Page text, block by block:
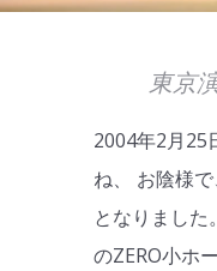
東京
2004年2月25
ね、 お陰様
となりまし
のZERO小ホ